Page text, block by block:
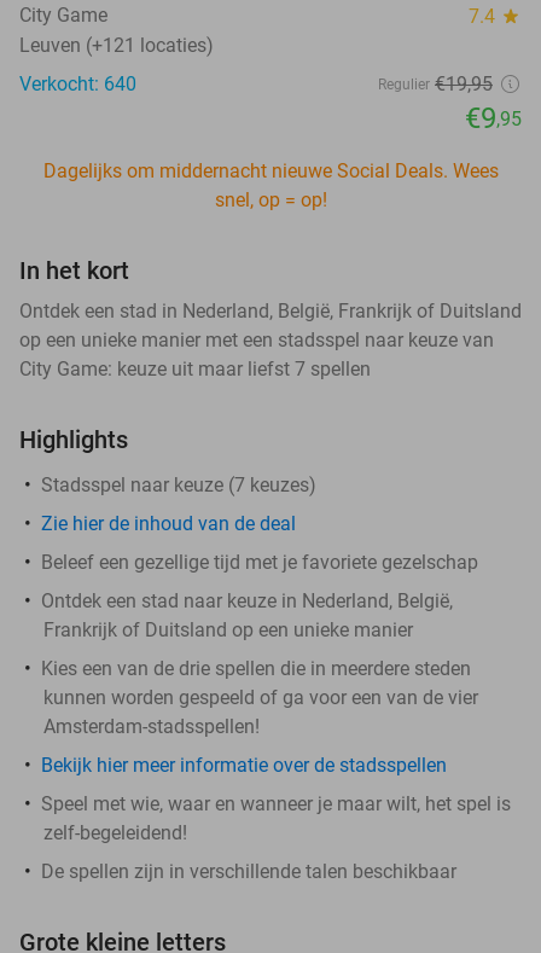
City Game 7.4 star
Leuven (+121 locaties)
Verkocht: 640
Regulier €19,95
€9,95
Dagelijks om middernacht nieuwe Social Deals. Wees
snel, op = op!
In het kort
Ontdek een stad in Nederland, België, Frankrijk of Duitsland
op een unieke manier met een stadsspel naar keuze van
City Game: keuze uit maar liefst 7 spellen
Highlights
Stadsspel naar keuze (7 keuzes)
Zie hier de inhoud van de deal
Beleef een gezellige tijd met je favoriete gezelschap
Ontdek een stad naar keuze in Nederland, België,
Frankrijk of Duitsland op een unieke manier
Kies een van de drie spellen die in meerdere steden
kunnen worden gespeeld of ga voor een van de vier
Amsterdam-stadsspellen!
Bekijk hier meer informatie over de stadsspellen
Speel met wie, waar en wanneer je maar wilt, het spel is
zelf-begeleidend!
De spellen zijn in verschillende talen beschikbaar
Grote kleine letters